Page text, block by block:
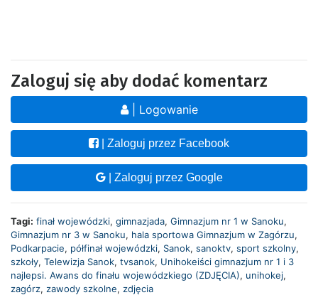
Zaloguj się aby dodać komentarz
| Logowanie
| Zaloguj przez Facebook
| Zaloguj przez Google
Tagi: finał wojewódzki, gimnazjada, Gimnazjum nr 1 w Sanoku,
Gimnazjum nr 3 w Sanoku, hala sportowa Gimnazjum w Zagórzu,
Podkarpacie, półfinał wojewódzki, Sanok, sanoktv, sport szkolny,
szkoły, Telewizja Sanok, tvsanok, Unihokeiści gimnazjum nr 1 i 3
najlepsi. Awans do finału wojewódzkiego (ZDJĘCIA), unihokej,
zagórz, zawody szkolne, zdjęcia